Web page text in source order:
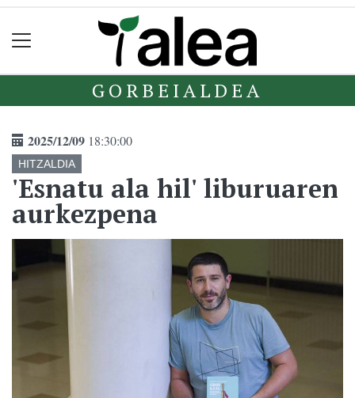
GORBEIALDEA
2025/12/09 18:30:00
HITZALDIA
'Esnatu ala hil' liburuaren
aurkezpena